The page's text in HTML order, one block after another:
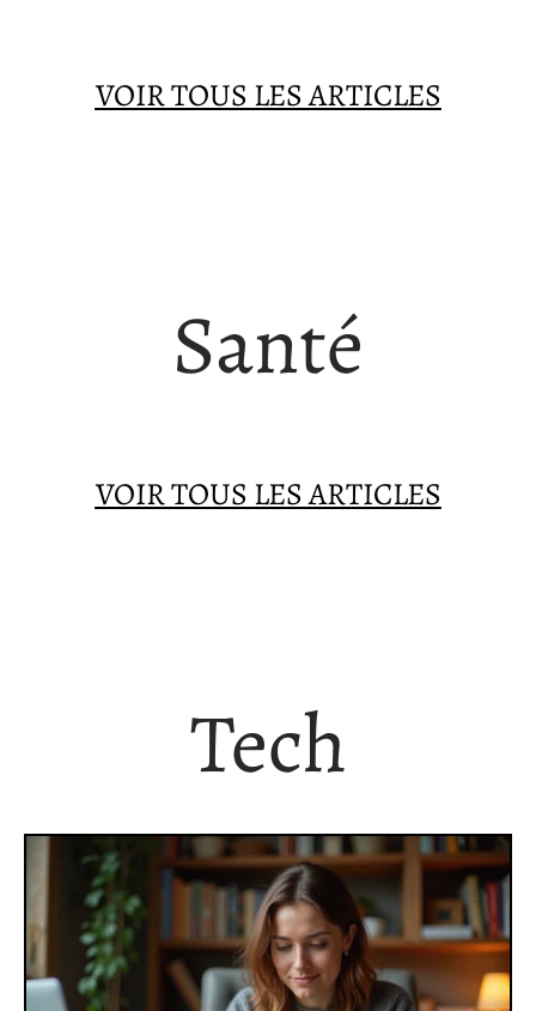
VOIR TOUS LES ARTICLES
Santé
VOIR TOUS LES ARTICLES
Tech